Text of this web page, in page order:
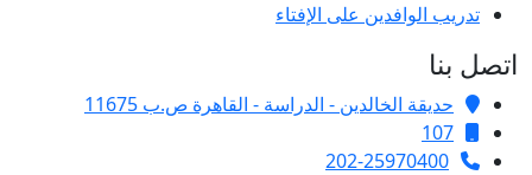
تدريب الوافدين على الإفتاء
اتصل بنا
حديقة الخالدين - الدراسة - القاهرة ص.ب 11675
107
202-25970400